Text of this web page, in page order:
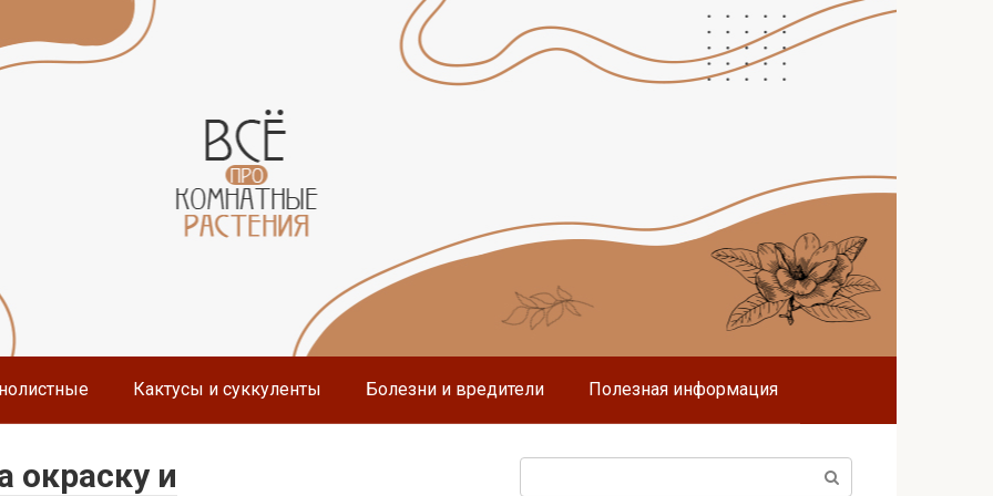
Кактусы и суккуленты Болезни и вредители Полезная информация
окраску и